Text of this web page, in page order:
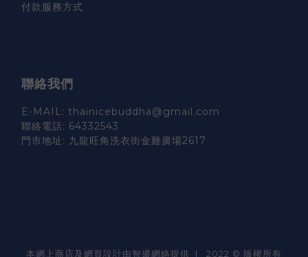
付款服務方式
聯絡我們
E-MAIL: thainicebuddha@gmail.com
聯絡電話: 64332543
門市地址: 九龍旺角洗衣街金雞廣場2617
本網上商店及網頁設計由智盛網絡提供 | 2022 © 版權所有